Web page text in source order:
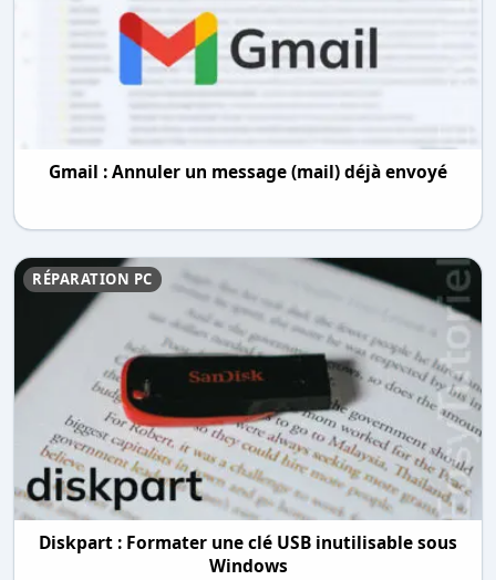
Gmail : Annuler un message (mail) déjà envoyé
RÉPARATION PC
Diskpart : Formater une clé USB inutilisable sous
Windows